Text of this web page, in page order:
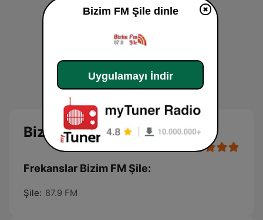
Bizim FM Şile
Frekanslar Bizim FM Şile:
Şile: 87.9 FM
Bizim FM Şile dinle
Uygulamayı İndir